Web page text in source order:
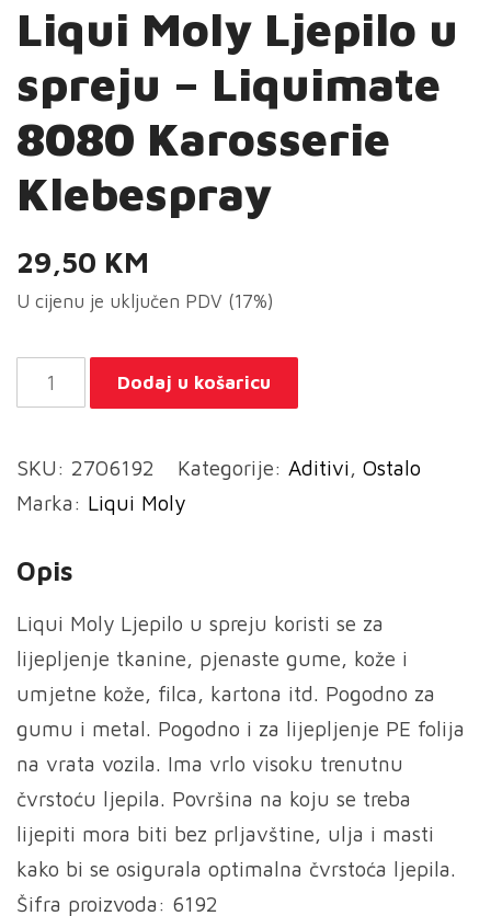
Liqui Moly Ljepilo u
spreju – Liquimate
8080 Karosserie
Klebespray
29,50 KM
U cijenu je uključen PDV (17%)
Liqui
Moly
u
spreju
Liquimate
8080
Karosserie
Klebespray
količina
Dodaj u košaricu
SKU: 2706192 Kategorije: Aditivi, Ostalo
Marka: Liqui Moly
Opis
Liqui Moly Ljepilo u spreju koristi se za
lijepljenje tkanine, pjenaste gume, kože i
umjetne kože, filca, kartona itd. Pogodno za
gumu i metal. Pogodno i za lijepljenje PE folija
na vrata vozila. Ima vrlo visoku trenutnu
čvrstoću ljepila. Površina na koju se treba
lijepiti mora biti bez prljavštine, ulja i masti
kako bi se osigurala optimalna čvrstoća ljepila.
Šifra proizvoda: 6192